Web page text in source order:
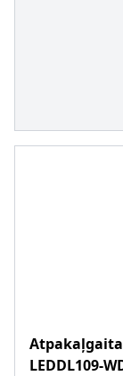
LEDDL109-